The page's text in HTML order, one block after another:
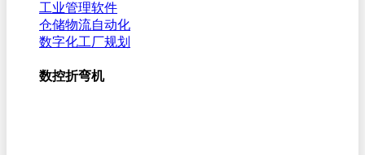
工业管理软件
仓储物流自动化
数字化工厂规划
数控折弯机